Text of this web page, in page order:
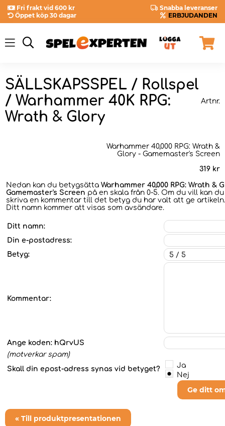
Fri frakt vid 600 kr
Snabba leveranser
Öppet köp 30 dagar
ERBJUDANDEN
SÄLLSKAPSSPEL / Rollspel
/ Warhammer 40K RPG:
Wrath & Glory
Artnr.
Warhammer 40,000 RPG: Wrath &
Glory - Gamemaster's Screen
319 kr
Nedan kan du betygsätta Warhammer 40,000 RPG: Wrath &
Gamemaster's Screen på en skala från 0-5. Om du vill kan
skriva en kommentar till det betyg du har valt att ge artikeln.
Ditt namn kommer att visas som avsändare.
Ditt namn:
Din e-postadress:
Betyg:
Kommentar:
Ange koden: hQrvUS
(motverkar spam)
Skall din epost-adress synas vid betyget?
Ja
Nej
Ge ditt
« Till produktpresentationen